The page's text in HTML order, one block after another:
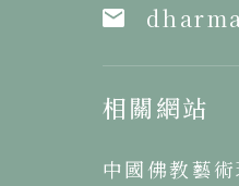
相關網站
中國佛教藝